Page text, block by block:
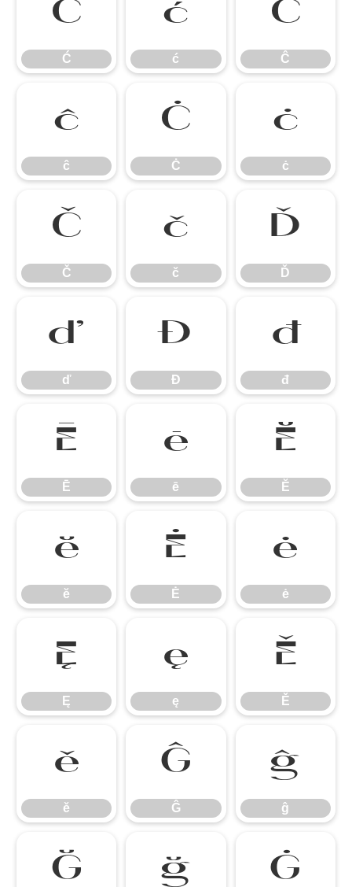
Ć
Ć
ć
ć
Ĉ
Ĉ
ĉ
ĉ
Ċ
Ċ
ċ
ċ
Č
Č
č
č
Ď
Ď
ď
ď
Đ
Đ
đ
đ
Ē
Ē
ē
ē
Ĕ
Ĕ
ĕ
ĕ
Ė
Ė
ė
ė
Ę
Ę
ę
ę
Ě
Ě
ě
ě
Ĝ
Ĝ
ĝ
ĝ
Ğ ğ Ġ